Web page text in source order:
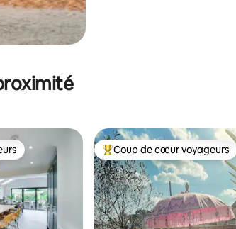
les plus appréciés Coups de cœur voyageurs
Coup de cœur voyageurs